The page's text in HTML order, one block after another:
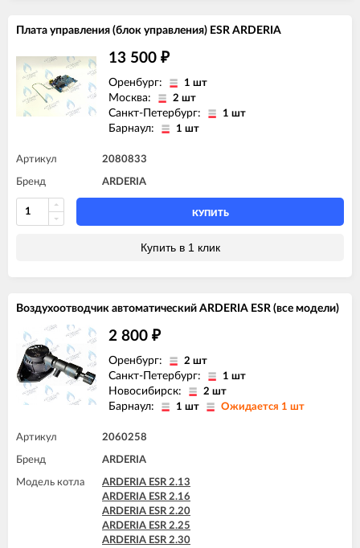
Плата управления (блок управления) ESR ARDERIA
13 500 ₽
Оренбург: 1 шт
Москва: 2 шт
Санкт-Петербург: 1 шт
Барнаул: 1 шт
Артикул 2080833
Бренд ARDERIA
КУПИТЬ
Купить в 1 клик
Воздухоотводчик автоматический ARDERIA ESR (все модели)
2 800 ₽
Оренбург: 2 шт
Санкт-Петербург: 1 шт
Новосибирск: 2 шт
Барнаул: 1 шт Ожидается 1 шт
Артикул 2060258
Бренд ARDERIA
Модель котла
ARDERIA ESR 2.13
ARDERIA ESR 2.16
ARDERIA ESR 2.20
ARDERIA ESR 2.25
ARDERIA ESR 2.30